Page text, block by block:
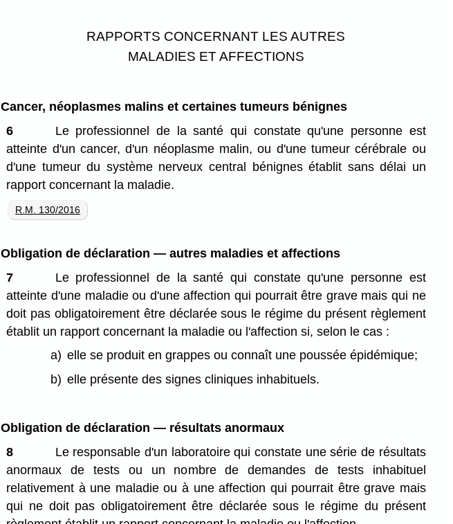
RAPPORTS CONCERNANT LES AUTRES
MALADIES ET AFFECTIONS
Cancer, néoplasmes malins et certaines tumeurs bénignes
6
Le professionnel de la santé qui constate qu'une personne est
atteinte d'un cancer, d'un néoplasme malin, ou d'une tumeur cérébrale ou
d'une tumeur du système nerveux central bénignes établit sans délai un
rapport concernant la maladie.
R.M. 130/2016
Obligation de déclaration — autres maladies et affections
7
Le professionnel de la santé qui constate qu'une personne est
atteinte d'une maladie ou d'une affection qui pourrait être grave mais qui ne
doit pas obligatoirement être déclarée sous le régime du présent règlement
établit un rapport concernant la maladie ou l'affection si, selon le cas :
a) elle se produit en grappes ou connaît une poussée épidémique;
b) elle présente des signes cliniques inhabituels.
Obligation de déclaration — résultats anormaux
8
Le responsable d'un laboratoire qui constate une série de résultats
anormaux de tests ou un nombre de demandes de tests inhabituel
relativement à une maladie ou à une affection qui pourrait être grave mais
qui ne doit pas obligatoirement être déclarée sous le régime du présent